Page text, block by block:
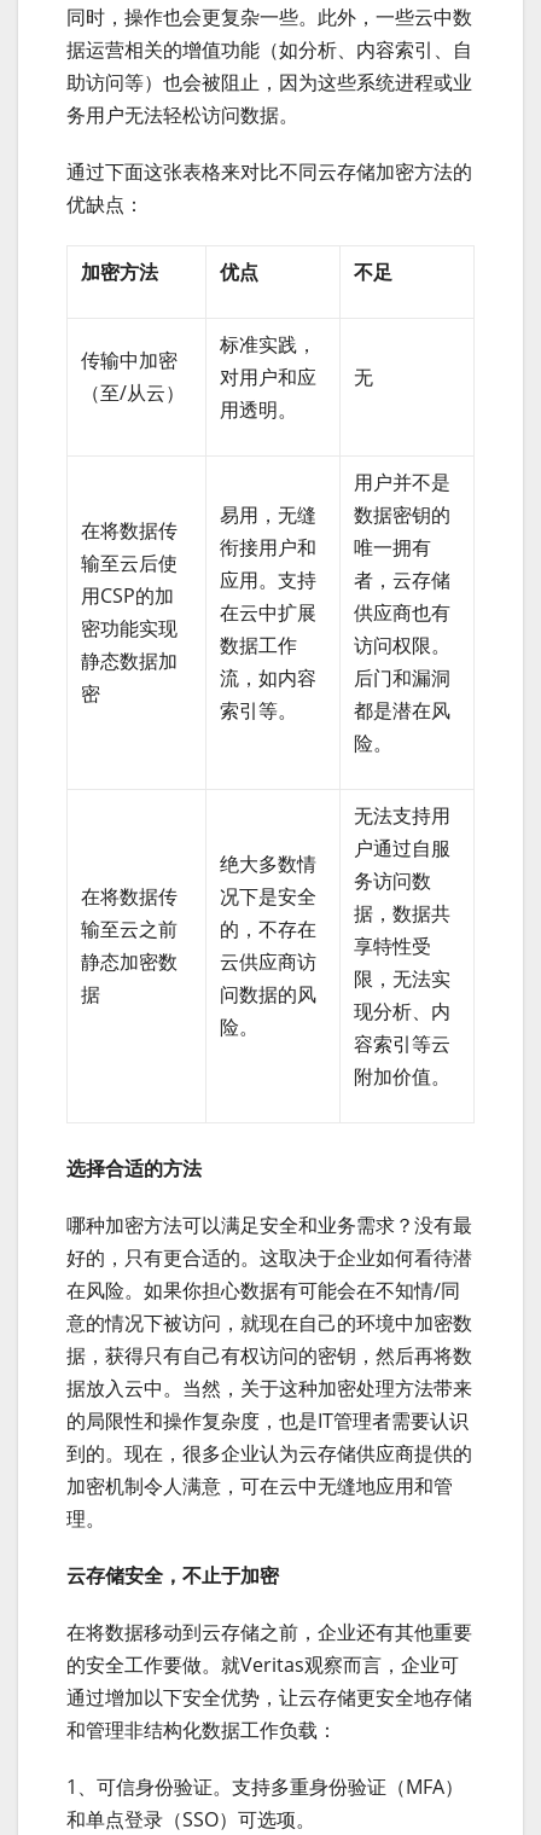
同时，操作也会更复杂一些。此外，一些云中数
据运营相关的增值功能（如分析、内容索引、自
助访问等）也会被阻止，因为这些系统进程或业
务用户无法轻松访问数据。
通过下面这张表格来对比不同云存储加密方法的
优缺点：
加密方法 优点 不足
传输中加密
（至/从云）
标准实践，
对用户和应
用透明。
无
在将数据传
输至云后使
用CSP的加
密功能实现
静态数据加
密
易用，无缝
衔接用户和
应用。支持
在云中扩展
数据工作
流，如内容
索引等。
用户并不是
数据密钥的
唯一拥有
者，云存储
供应商也有
访问权限。
后门和漏洞
都是潜在风
险。
在将数据传
输至云之前
静态加密数
据
绝大多数情
况下是安全
的，不存在
云供应商访
问数据的风
险。
无法支持用
户通过自服
务访问数
据，数据共
享特性受
限，无法实
现分析、内
容索引等云
附加价值。
选择合适的方法
哪种加密方法可以满足安全和业务需求？没有最
好的，只有更合适的。这取决于企业如何看待潜
在风险。如果你担心数据有可能会在不知情/同
意的情况下被访问，就现在自己的环境中加密数
据，获得只有自己有权访问的密钥，然后再将数
据放入云中。当然，关于这种加密处理方法带来
的局限性和操作复杂度，也是IT管理者需要认识
到的。现在，很多企业认为云存储供应商提供的
加密机制令人满意，可在云中无缝地应用和管
理。
云存储安全，不止于加密
在将数据移动到云存储之前，企业还有其他重要
的安全工作要做。就Veritas观察而言，企业可
通过增加以下安全优势，让云存储更安全地存储
和管理非结构化数据工作负载：
1、可信身份验证。支持多重身份验证（MFA）
和单点登录（SSO）可选项。